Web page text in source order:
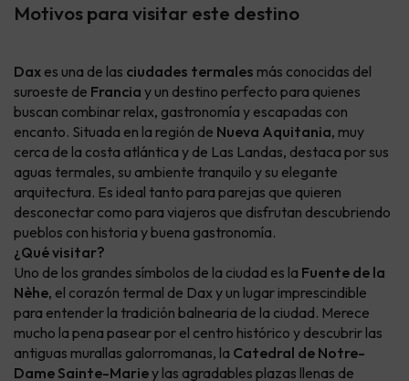
Motivos para visitar este destino
Dax es una de las ciudades termales más conocidas del
suroeste de Francia y un destino perfecto para quienes
buscan combinar relax, gastronomía y escapadas con
encanto. Situada en la región de Nueva Aquitania, muy
cerca de la costa atlántica y de Las Landas, destaca por sus
aguas termales, su ambiente tranquilo y su elegante
arquitectura. Es ideal tanto para parejas que quieren
desconectar como para viajeros que disfrutan descubriendo
pueblos con historia y buena gastronomía.
¿Qué visitar?
Uno de los grandes símbolos de la ciudad es la Fuente de la
Nèhe, el corazón termal de Dax y un lugar imprescindible
para entender la tradición balnearia de la ciudad. Merece
mucho la pena pasear por el centro histórico y descubrir las
antiguas murallas galorromanas, la Catedral de Notre-
Dame Sainte-Mariey las agradables plazas llenas de